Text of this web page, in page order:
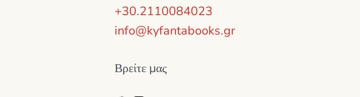
+30.2110084023
info@kyfantabooks.gr
Βρείτε μας